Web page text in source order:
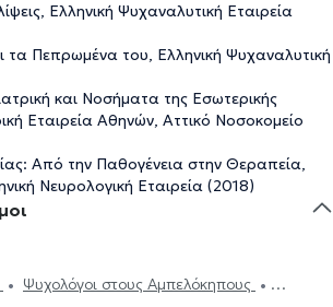
Ελληνική Ψυχαναλυτική Εταιρεία
τα Πεπρωμένα του, Ελληνική Ψυχαναλυτική
και Νοσήματα της Εσωτερικής
Εταιρεία Αθηνών, Αττικό Νοσοκομείο
Από την Παθογένεια στην Θεραπεία,
Νευρολογική Εταιρεία (2018)
Ψυχολόγοι στους Αμπελόκηπους